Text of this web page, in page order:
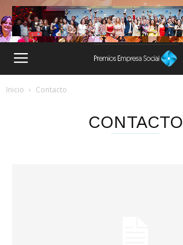
Inicio Contacto
CONTACTO